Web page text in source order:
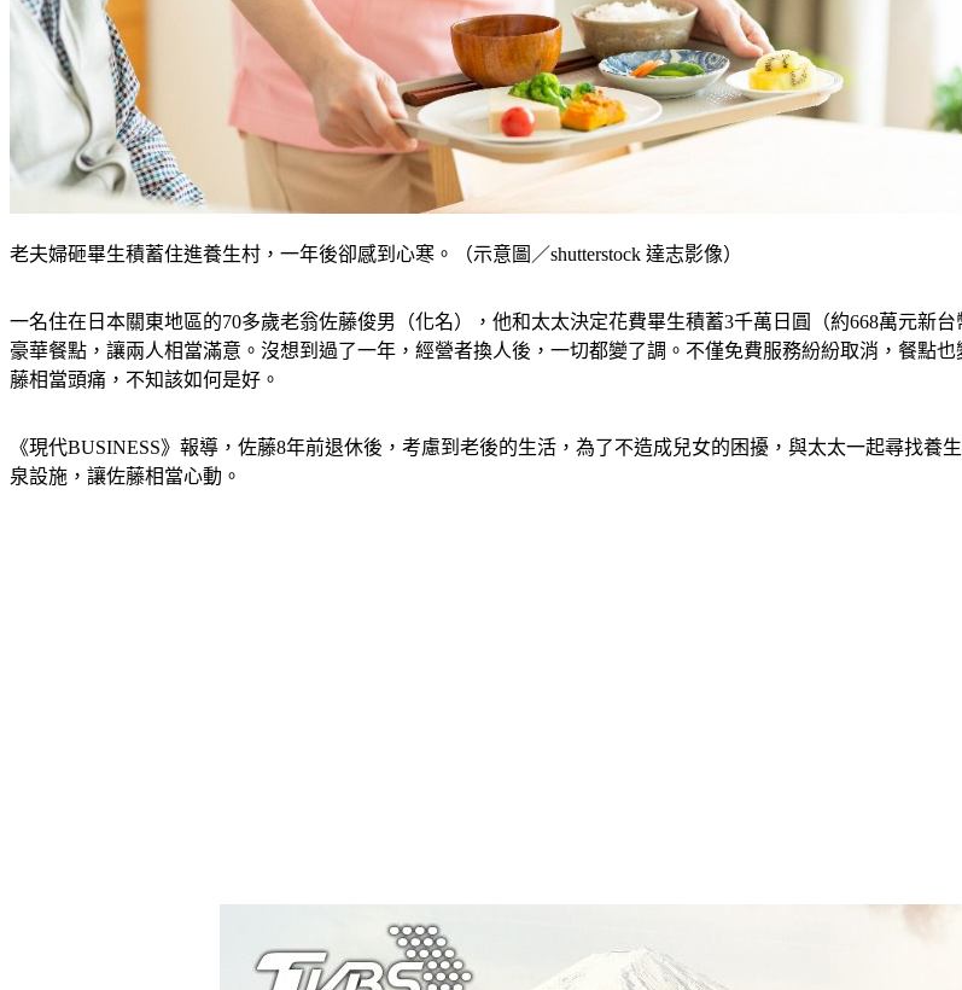
老夫婦砸畢生積蓄住進養生村，一年後卻感到心寒。（示意圖／shutterstock 達志影像）
一名住在日本關東地區的70多歲老翁佐藤俊男（化名），他和太太決定花費畢生積蓄3千萬日圓（約668萬元新
豪華餐點，讓兩人相當滿意。沒想到過了一年，經營者換人後，一切都變了調。不僅免費服務紛紛取消，餐點
藤相當頭痛，不知該如何是好。
《現代BUSINESS》報導，佐藤8年前退休後，考慮到老後的生活，為了不造成兒女的困擾，與太太一起尋找
泉設施，讓佐藤相當心動。